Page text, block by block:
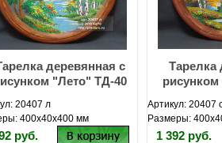
деревянная с
"Лето" ТД-40
20407 л
400х40х400 мм
руб.
Тарелка
Артикул: 20407
Размеры:
1 392 руб.